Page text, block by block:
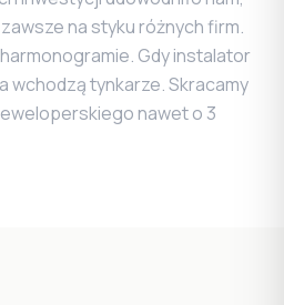
na styku różnych firm.
Gdy instalator
wchodzą tynkarze. Skracamy
nawet o 3